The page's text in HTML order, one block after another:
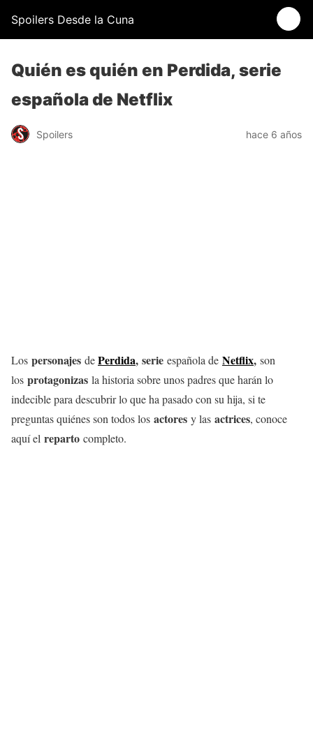
Spoilers Desde la Cuna
Quién es quién en Perdida, serie
española de Netflix
Spoilers hace 6 años
Los personajes dePerdida, serie española de Netflix, son
los protagonizas la historia sobre unos padres que harán lo
indecible para descubrir lo que ha pasado con su hija, si te
preguntas quiénes son todos los actores y las actrices, conoce
aquí el reparto completo.